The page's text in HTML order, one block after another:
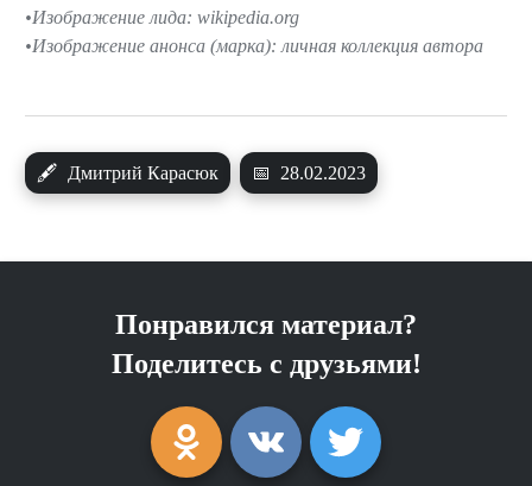
🖋 Дмитрий Карасюк 📅 28.02.2023
Изображение лида: wikipedia.org
Изображение анонса (марка): личная коллекция автора
Понравился материал?
Поделитесь с друзьями!